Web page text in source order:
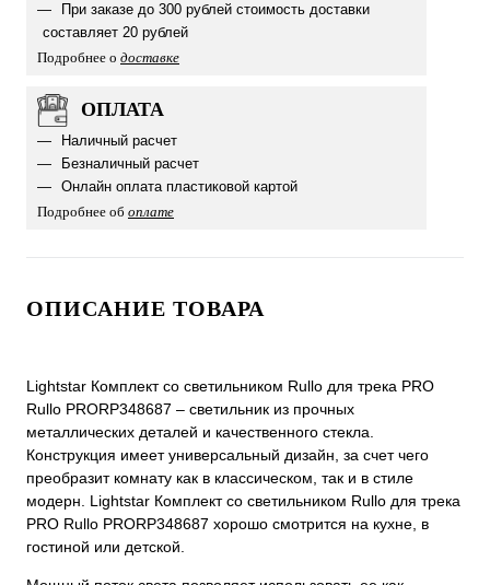
При заказе до 300 рублей стоимость доставки
составляет 20 рублей
Подробнее о доставке
ОПЛАТА
Наличный расчет
Безналичный расчет
Онлайн оплата пластиковой картой
Подробнее об оплате
ОПИСАНИЕ ТОВАРА
Lightstar Комплект со светильником Rullo для трека PRO
Rullo PRORP348687 – светильник из прочных
металлических деталей и качественного стекла.
Конструкция имеет универсальный дизайн, за счет чего
преобразит комнату как в классическом, так и в стиле
модерн. Lightstar Комплект со светильником Rullo для трека
PRO Rullo PRORP348687 хорошо смотрится на кухне, в
гостиной или детской.